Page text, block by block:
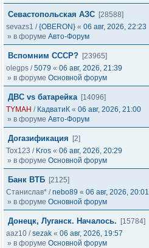
Севастопольская АЗС [28588]
sevazs1 /{OBERON} « 06 авг, 2026, 22:23
» в форуме Авто-Форум
Вспомним СССР? [23965]
olegps /5079 « 06 авг, 2026, 21:39
» в форуме Основной форум
ДВС vs батарейка [14096]
TYMAH / КадватиК « 06 авг, 2026, 21:00
» в форуме Авто-Форум
Догазификация
[2]
Tox123 / Kros « 06 авг, 2026, 20:29
» в форуме Основной форум
Банк ВТБ [2125]
Станислав* /nebo89 « 06 авг, 2026, 20:01
» в форуме Основной форум
Донецк, Луганск. Началось.
[15784]
aaz10 /sezak « 06 авг, 2026, 19:57
» в форуме Основной форум